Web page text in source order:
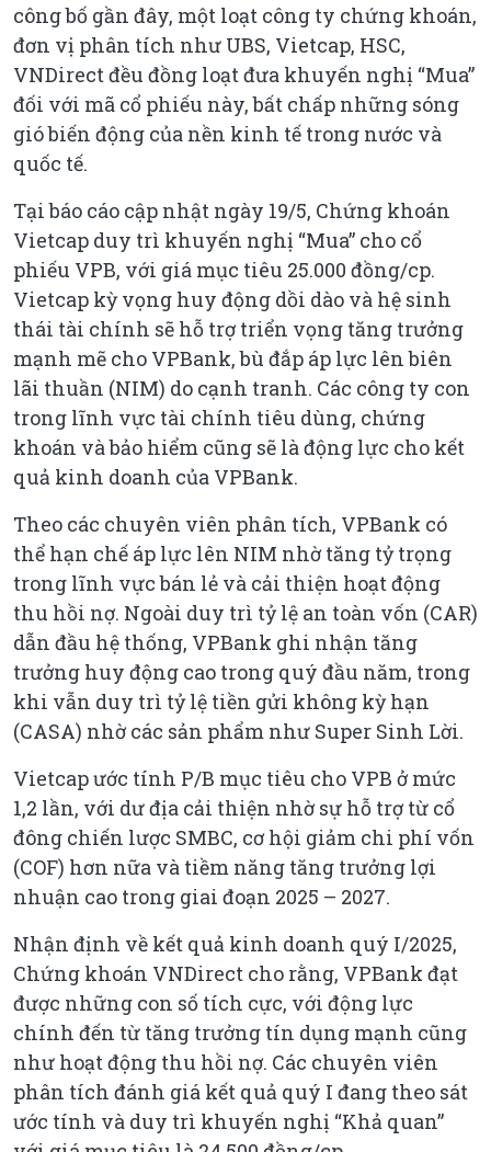
công bố gần đây, một loạt công ty chứng khoán,
đơn vị phân tích như UBS, Vietcap, HSC,
VNDirect đều đồng loạt đưa khuyến nghị “Mua”
đối với mã cổ phiếu này, bất chấp những sóng
gió biến động của nền kinh tế trong nước và
quốc tế.
Tại báo cáo cập nhật ngày 19/5, Chứng khoán
Vietcap duy trì khuyến nghị “Mua” cho cổ
phiếu VPB, với giá mục tiêu 25.000 đồng/cp.
Vietcap kỳ vọng huy động dồi dào và hệ sinh
thái tài chính sẽ hỗ trợ triển vọng tăng trưởng
mạnh mẽ cho VPBank, bù đắp áp lực lên biên
lãi thuần (NIM) do cạnh tranh. Các công ty con
trong lĩnh vực tài chính tiêu dùng, chứng
khoán và bảo hiểm cũng sẽ là động lực cho kết
quả kinh doanh của VPBank.
Theo các chuyên viên phân tích, VPBank có
thể hạn chế áp lực lên NIM nhờ tăng tỷ trọng
trong lĩnh vực bán lẻ và cải thiện hoạt động
thu hồi nợ. Ngoài duy trì tỷ lệ an toàn vốn (CAR)
dẫn đầu hệ thống, VPBank ghi nhận tăng
trưởng huy động cao trong quý đầu năm, trong
khi vẫn duy trì tỷ lệ tiền gửi không kỳ hạn
(CASA) nhờ các sản phẩm như Super Sinh Lời.
Vietcap ước tính P/B mục tiêu cho VPB ở mức
1,2 lần, với dư địa cải thiện nhờ sự hỗ trợ từ cổ
đông chiến lược SMBC, cơ hội giảm chi phí vốn
(COF) hơn nữa và tiềm năng tăng trưởng lợi
nhuận cao trong giai đoạn 2025 – 2027.
Nhận định về kết quả kinh doanh quý I/2025,
Chứng khoán VNDirect cho rằng, VPBank đạt
được những con số tích cực, với động lực
chính đến từ tăng trưởng tín dụng mạnh cũng
như hoạt động thu hồi nợ. Các chuyên viên
phân tích đánh giá kết quả quý I đang theo sát
ước tính và duy trì khuyến nghị “Khả quan”